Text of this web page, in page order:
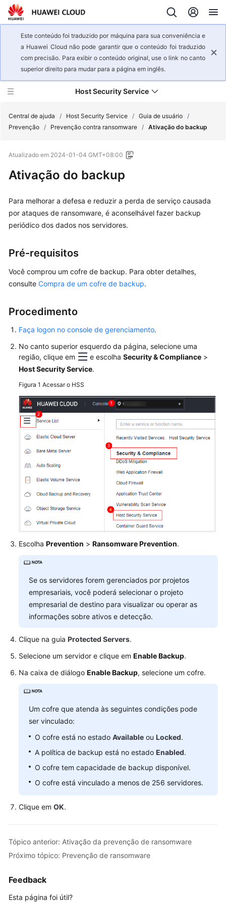
Este conteúdo foi traduzido por máquina para sua conveniência e
a Huawei Cloud não pode garantir que o conteúdo foi traduzido
com precisão. Para exibir o conteúdo original, use o link no canto
superior direito para mudar para a página em inglês.
Host Security Service
geral
de
serviço
Primeiros
passos
de
Ativação
Painel
Gerenciamento
Prevenção
de
riscos
Proteção
da
WTP
contra
Compra
de
um
cofre
backup
Ativação
da
prevenção
ransomware
do
backup
Prevenção
de
ransomware
prevenção
de
Ransomware
Central de ajuda / Host Security Service / Guia de usuário /
Prevenção / Prevenção contra ransomware / Ativação do backup
Atualizado em 2024-01-04 GMT+08:00
Ativação do backup
Para melhorar a defesa e reduzir a perda de serviço causada
por ataques de ransomware, é aconselhável fazer backup
periódico dos dados nos servidores.
Pré-requisitos
Você comprou um cofre de backup. Para obter detalhes,
consulte Compra de um cofre de backup.
Procedimento
Faça logon no console de gerenciamento.
No canto superior esquerdo da página, selecione uma
região, clique em
e escolha Security & Compliance >
Host Security Service.
Figura 1 Acessar o HSS
Escolha Prevention > Ransomware Prevention.
Se os servidores forem gerenciados por projetos
empresariais, você poderá selecionar o projeto
empresarial de destino para visualizar ou operar as
informações sobre ativos e detecção.
Clique na guia Protected Servers.
Selecione um servidor e clique em Enable Backup.
Na caixa de diálogo Enable Backup, selecione um cofre.
Um cofre que atenda às seguintes condições pode
ser vinculado:
O cofre está no estado Available ou Locked.
A política de backup está no estado Enabled.
O cofre tem capacidade de backup disponível.
O cofre está vinculado a menos de 256 servidores.
Clique em OK.
Tópico anterior: Ativação da prevenção de ransomware
Próximo tópico: Prevenção de ransomware
Feedback
Esta página foi útil?